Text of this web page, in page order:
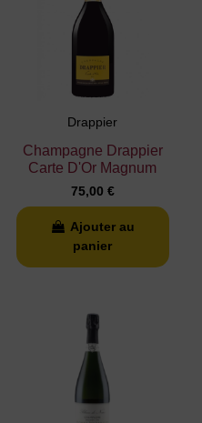
Drappier
Champagne Drappier
Carte D'Or Magnum
75,00 €
Ajouter au
panier